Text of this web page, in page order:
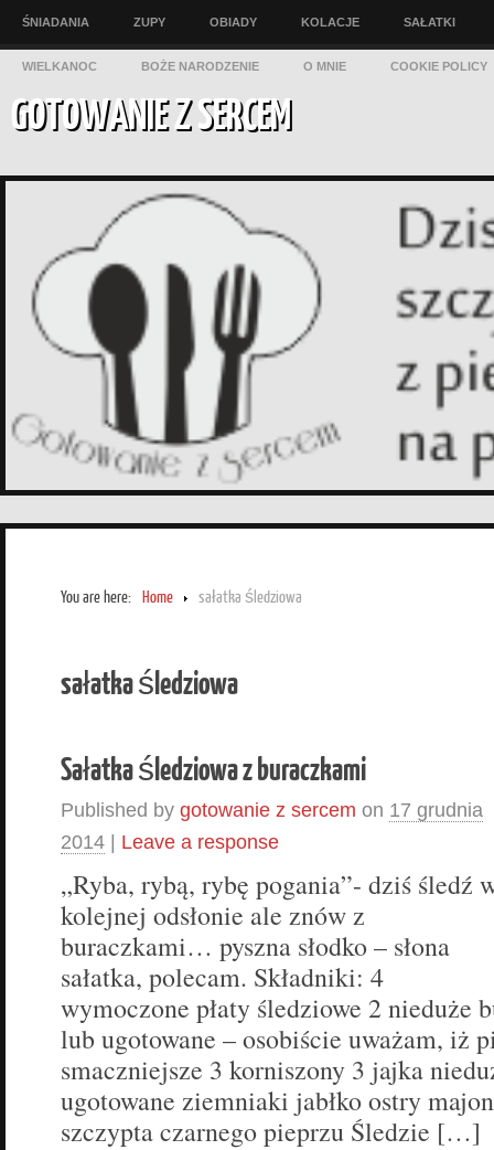
ŚNIADANIA ZUPY OBIADY KOLACJE SAŁATKI
WIELKANOC BOŻE NARODZENIE O MNIE COOKIE POLICY
GOTOWANIE Z SERCEM
You are here: Home sałatka śledziowa
sałatka śledziowa
Sałatka śledziowa z buraczkami
Published by gotowanie z sercem on 17 grudnia
2014 | Leave a response
„Ryba, rybą, rybę pogania”- dziś śledź
kolejnej odsłonie ale znów z
buraczkami… pyszna słodko – słona
sałatka, polecam. Składniki: 4
wymoczone płaty śledziowe 2 nieduże
lub ugotowane – osobiście uważam, iż
smaczniejsze 3 korniszony 3 jajka
ugotowane ziemniaki jabłko ostry
szczypta czarnego pieprzu Śledzie […]